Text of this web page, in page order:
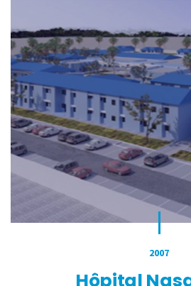
2007
Hôpital